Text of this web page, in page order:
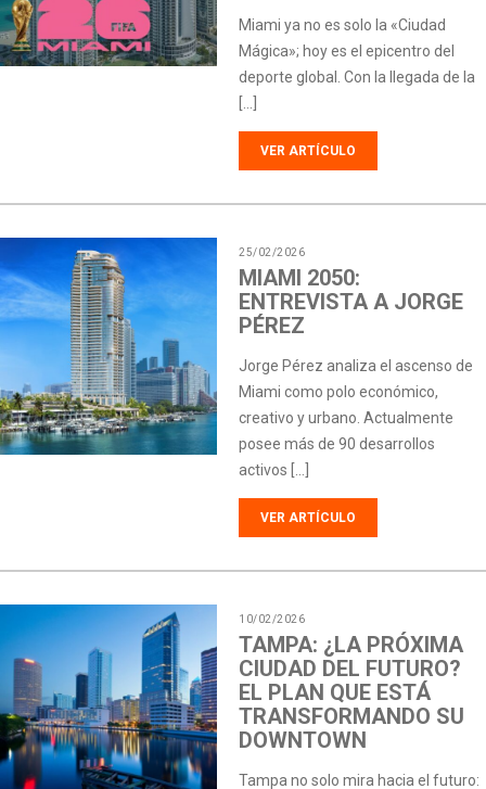
Miami ya no es solo la «Ciudad
Mágica»; hoy es el epicentro del
deporte global. Con la llegada de la
[…]
VER ARTÍCULO
25/02/2026
MIAMI 2050:
ENTREVISTA A JORGE
PÉREZ
Jorge Pérez analiza el ascenso de
Miami como polo económico,
creativo y urbano. Actualmente
posee más de 90 desarrollos
activos […]
VER ARTÍCULO
10/02/2026
TAMPA: ¿LA PRÓXIMA
CIUDAD DEL FUTURO?
EL PLAN QUE ESTÁ
TRANSFORMANDO SU
DOWNTOWN
Tampa no solo mira hacia el futuro: